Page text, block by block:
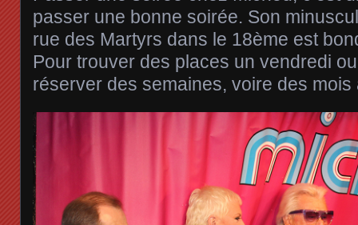
passer une bonne soirée. Son
rue des Martyrs dans le 18ème est
Pour trouver des places un vendredi
réserver des semaines, voire des mois